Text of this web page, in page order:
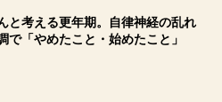
と考える更年期。自律神経の乱れ
で「やめたこと・始めたこと」